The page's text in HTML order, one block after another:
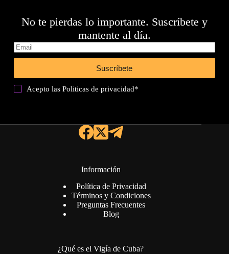
No te pierdas lo importante. Suscríbete y
mantente al día.
Suscríbete
Acepto lasPoliticas de privacidad*
Información
Política de Privacidad
Términos y Condiciones
Preguntas Frecuentes
Blog
¿Qué es el Vigía de Cuba?